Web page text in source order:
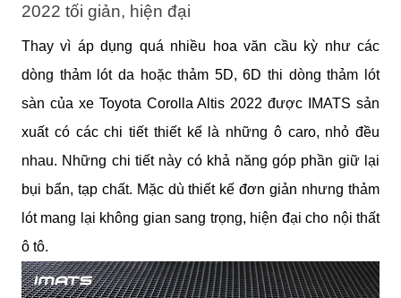
2022 tối giản, hiện đại
Thay vì áp dụng quá nhiều hoa văn cầu kỳ như các
dòng thảm lót da hoặc thảm 5D, 6D thi dòng thảm lót
sàn của xe Toyota Corolla Altis 2022 được IMATS sản
xuất có các chi tiết thiết kế là những ô caro, nhỏ đều
nhau. Những chi tiết này có khả năng góp phần giữ lại
bụi bẩn, tạp chất. Mặc dù thiết kế đơn giản nhưng thảm
lót mang lại không gian sang trọng, hiện đại cho nội thất
ô tô.